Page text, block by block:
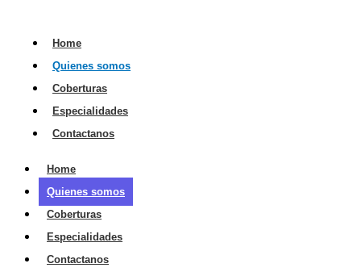
Home
Quienes somos
Coberturas
Especialidades
Contactanos
Home
Quienes somos
Coberturas
Especialidades
Contactanos